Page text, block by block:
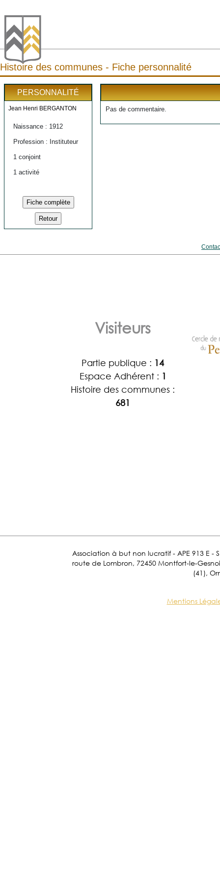
Histoire des communes - Fiche personnalité
PERSONNALITÉ
Jean Henri BERGANTON
Naissance : 1912
Profession : Instituteur
1 conjoint
1 activité
Pas de commentaire.
Visiteurs
Partie publique : 14
Espace Adhérent : 1
Histoire des communes :
681
Association à but non lucratif - APE 913 E -
route de Lombron, 72450 Montfort-le-
(41),
Mentions